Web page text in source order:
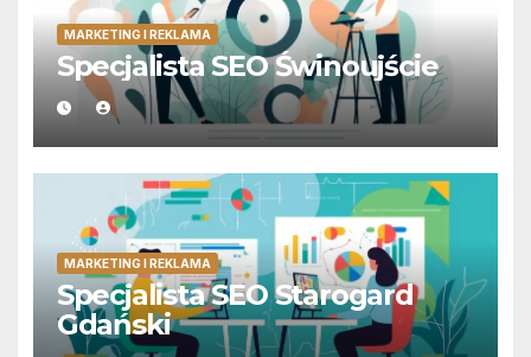
MARKETING I REKLAMA
Specjalista SEO Świnoujście
MARKETING I REKLAMA
Specjalista SEO Starogard
Gdański